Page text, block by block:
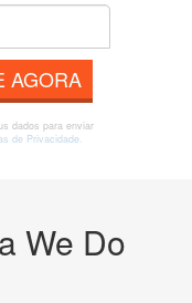
AGORA
dados para enviar
de Privacidade.
We Do